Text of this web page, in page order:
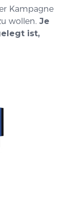
Kampagne
wollen. Je
ist,